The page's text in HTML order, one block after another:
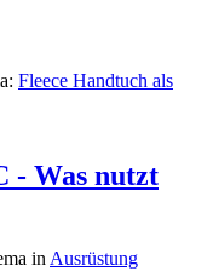
Fleece Handtuch als
- Was nutzt
inAusrüstung